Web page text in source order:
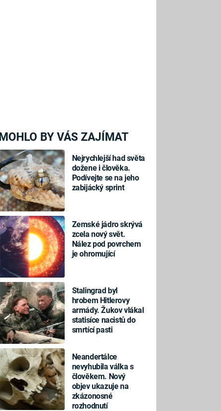
MOHLO BY VÁS ZAJÍMAT
Nejrychlejší had světa
dožene i člověka.
Podívejte se na jeho
zabijácký sprint
Zemské jádro skrývá
zcela nový svět.
Nález pod povrchem
je ohromující
Stalingrad byl
hrobem Hitlerovy
armády. Žukov vlákal
statisíce nacistů do
smrtící pasti
Neandertálce
nevyhubila válka s
člověkem. Nový
objev ukazuje na
zkázonosné
rozhodnutí